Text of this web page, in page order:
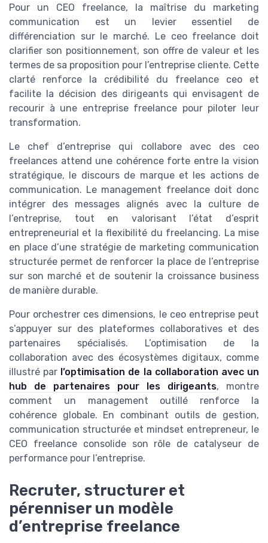
Pour un CEO freelance, la maîtrise du marketing
communication est un levier essentiel de
différenciation sur le marché. Le ceo freelance doit
clarifier son positionnement, son offre de valeur et les
termes de sa proposition pour l’entreprise cliente. Cette
clarté renforce la crédibilité du freelance ceo et
facilite la décision des dirigeants qui envisagent de
recourir à une entreprise freelance pour piloter leur
transformation.
Le chef d’entreprise qui collabore avec des ceo
freelances attend une cohérence forte entre la vision
stratégique, le discours de marque et les actions de
communication. Le management freelance doit donc
intégrer des messages alignés avec la culture de
l’entreprise, tout en valorisant l’état d’esprit
entrepreneurial et la flexibilité du freelancing. La mise
en place d’une stratégie de marketing communication
structurée permet de renforcer la place de l’entreprise
sur son marché et de soutenir la croissance business
de manière durable.
Pour orchestrer ces dimensions, le ceo entreprise peut
s’appuyer sur des plateformes collaboratives et des
partenaires spécialisés. L’optimisation de la
collaboration avec des écosystèmes digitaux, comme
illustré par l’optimisation de la collaboration avec un
hub de partenaires pour les dirigeants, montre
comment un management outillé renforce la
cohérence globale. En combinant outils de gestion,
communication structurée et mindset entrepreneur, le
CEO freelance consolide son rôle de catalyseur de
performance pour l’entreprise.
Recruter, structurer et
pérenniser un modèle
d’entreprise freelance